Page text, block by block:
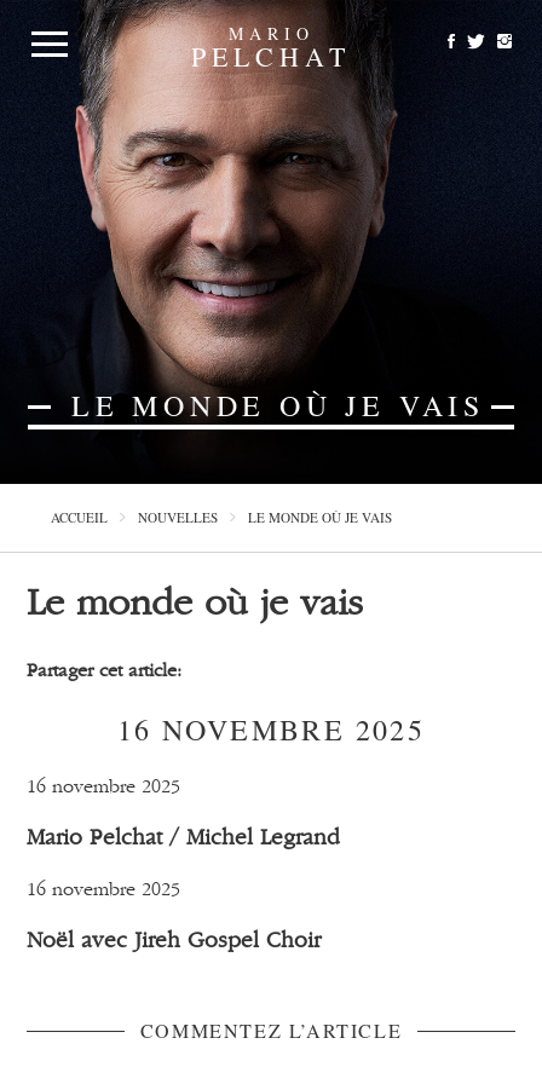
MARIO
PELCHAT
LE MONDE OÙ JE VAIS
ACCUEIL NOUVELLES LE MONDE OÙ JE VAIS
Le monde où je vais
Partager cet article:
16 NOVEMBRE 2025
16 novembre 2025
Mario Pelchat / Michel Legrand
16 novembre 2025
Noël avec Jireh Gospel Choir
COMMENTEZ L’ARTICLE